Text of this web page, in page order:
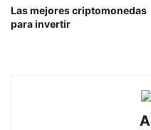
Las mejores criptomonedas
para invertir